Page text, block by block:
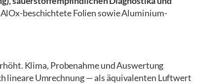
beschichtete Folien sowie Aluminium-
Klima, Probenahme und Auswertung
lineare Umrechnung — als äquivalenten Luftwert